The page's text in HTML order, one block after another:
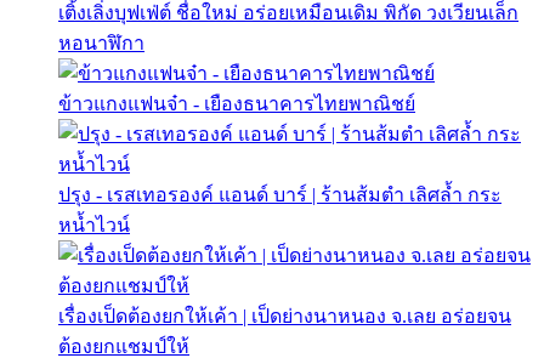
เติ้งเลิ่งบุฟเฟ่ต์ ชื่อใหม่ อร่อยเหมือนเดิม พิกัด วงเวียนเล็ก
หอนาฬิกา
ข้าวแกงแฟนจ๋า - เยืองธนาคารไทยพาณิชย์
ปรุง - เรสเทอรองค์ แอนด์ บาร์ | ร้านส้มตำ เลิศล้ำ กระ
หน้ำไวน์
เรื่องเป็ดต้องยกให้เค้า | เป็ดย่างนาหนอง จ.เลย อร่อยจน
ต้องยกแชมป์ให้